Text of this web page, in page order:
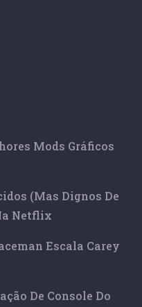
Mods Gráficos
(mas Dignos De
Netflix
Escala Carey
De Console Do